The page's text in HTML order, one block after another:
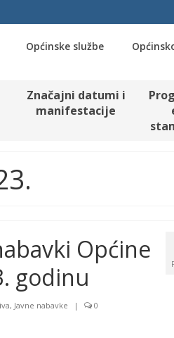
Općinske službe
Značajni datumi i
manifestacije
Općine
godinu
, Javne nabavke | 0